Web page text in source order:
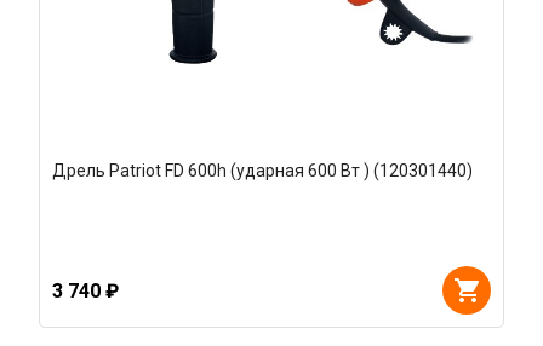
Дрель Patriot FD 600h (ударная 600 Вт ) (120301440)
3 740 ₽